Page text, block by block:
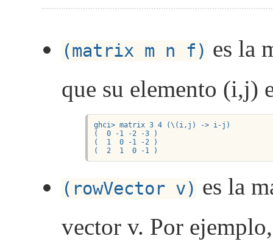
(matrix m n f) es la
que su elemento (i,j)
ghci> matrix 3 4 (\(i,j) -> i-j)
(  0 -1 -2 -3 )
(  1  0 -1 -2 )
(  2  1  0 -1 )
(rowVector v) es la
vector v. Por ejemplo,